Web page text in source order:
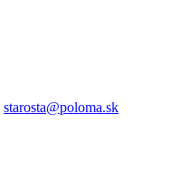
starosta@poloma.sk